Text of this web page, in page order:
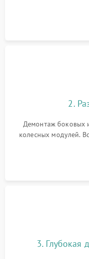
аккумулятора и
Оценка работы
2.
Демонтаж боковых
колесных модулей.
очистка
скопившейся
3. Глубокая